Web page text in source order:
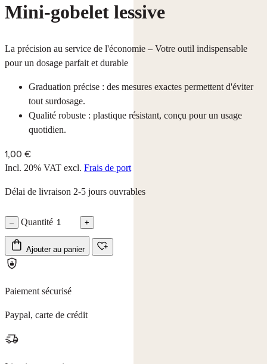
Mini-gobelet lessive
La précision au service de l'économie – Votre outil indispensable
pour un dosage parfait et durable
Graduation précise : des mesures exactes permettent d'éviter
tout surdosage.
Qualité robuste : plastique résistant, conçu pour un usage
quotidien.
1,00 €
Incl. 20% VAT excl. Frais de port
Délai de livraison 2-5 jours ouvrables
– Quantité +
Ajouter au panier
Paiement sécurisé
Paypal, carte de crédit